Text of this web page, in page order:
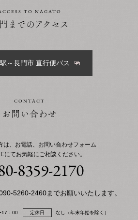
TO NAGATO
までのアクセス
～長門市 直行便バス
CONTACT
お問い合わせ
は、お電話、お問い合わせフォーム
にてお気軽にご相談ください。
8359-2170
5260-2460までお願いいたします。
17：00 定休日 なし（年末年始を除く）